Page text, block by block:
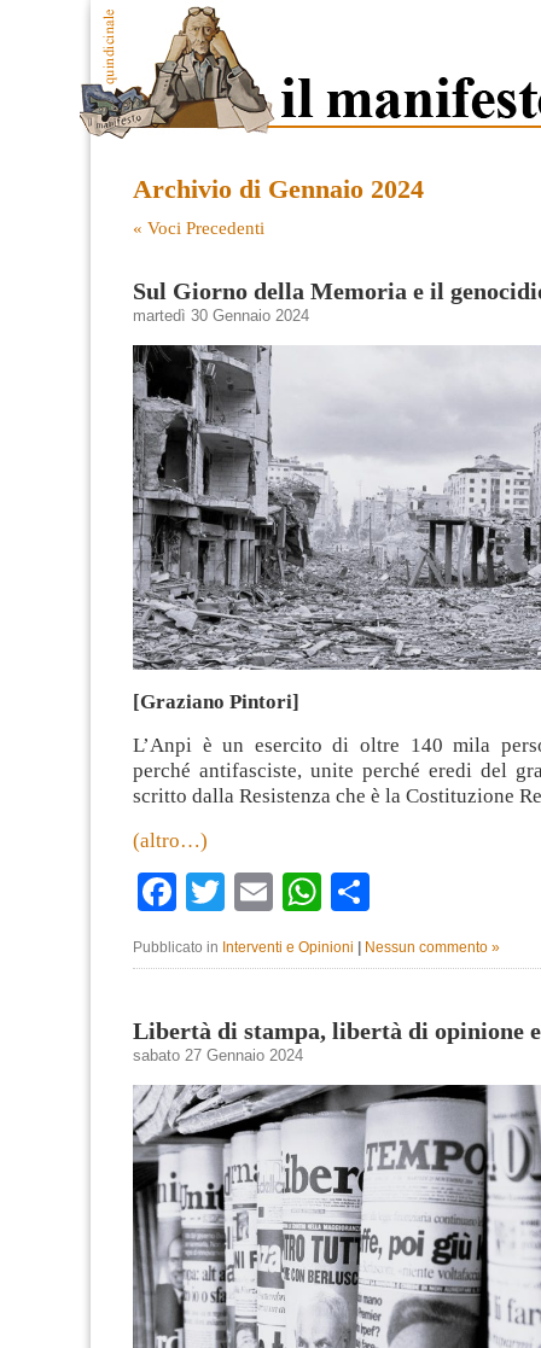
Archivio di Gennaio 2024
« Voci Precedenti
Sul Giorno della Memoria e il
martedì 30 Gennaio 2024
[Graziano Pintori]
L’Anpi è un esercito di oltre 140 mila
perché antifasciste, unite perché eredi del
scritto dalla Resistenza che è la Costituzione
(altro…)
Facebook
TwitterEmailWhatsApp
Pubblicato in Interventi e Opinioni | Nessun commento »
Libertà di stampa, libertà di opinione
sabato 27 Gennaio 2024